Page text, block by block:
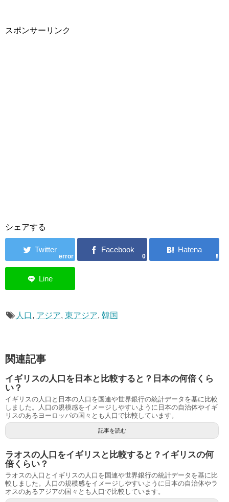
スポンサーリンク
シェアする
error 0
人口, アジア, 東アジア, 韓国
関連記事
イギリスの人口を日本と比較すると？日本の何倍くら
い？
イギリスの人口と日本の人口を国連や世界銀行の統計データを基に比較
しました。人口の規模感をイメージしやすいように日本の自治体やイギ
リスのあるヨーロッパの国々とも人口で比較しています。
記事を読む
ラオスの人口をイギリスと比較すると？イギリスの何
倍くらい？
ラオスの人口とイギリスの人口を国連や世界銀行の統計データを基に比
較しました。人口の規模感をイメージしやすいように日本の自治体やラ
オスのあるアジアの国々とも人口で比較しています。